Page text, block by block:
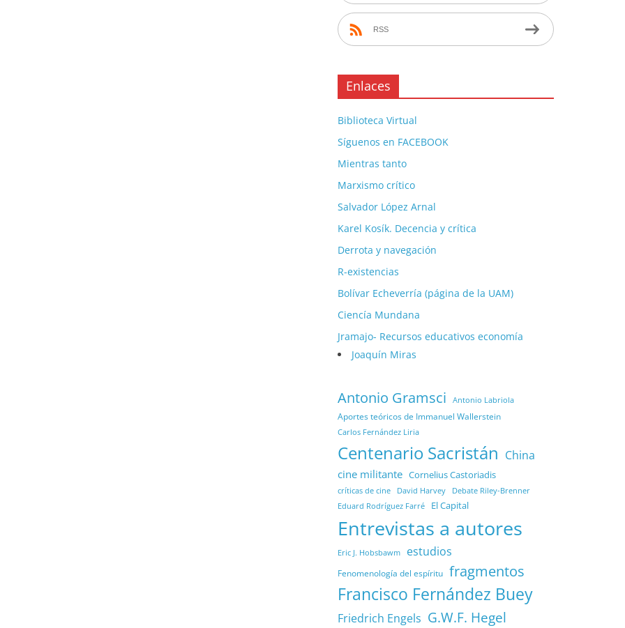
RSS
Enlaces
Biblioteca Virtual
Síguenos en FACEBOOK
Mientras tanto
Marxismo crítico
Salvador López Arnal
Karel Kosík. Decencia y crítica
Derrota y navegación
R-existencias
Bolívar Echeverría (página de la UAM)
Ciencía Mundana
Jramajo- Recursos educativos economía
Joaquín Miras
Antonio Gramsci Antonio Labriola
Aportes teóricos de Immanuel Wallerstein
Carlos Fernández Liria
Centenario Sacristán China
cine militante Cornelius Castoriadis
críticas de cine David Harvey Debate Riley-Brenner
Eduard Rodríguez Farré El Capital
Entrevistas a autores
Eric J. Hobsbawm estudios
Fenomenología del espíritu fragmentos
Francisco Fernández Buey
Friedrich Engels G.W.F. Hegel